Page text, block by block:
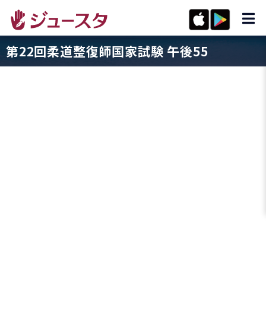
第22回柔道整復師国家試験 午後55